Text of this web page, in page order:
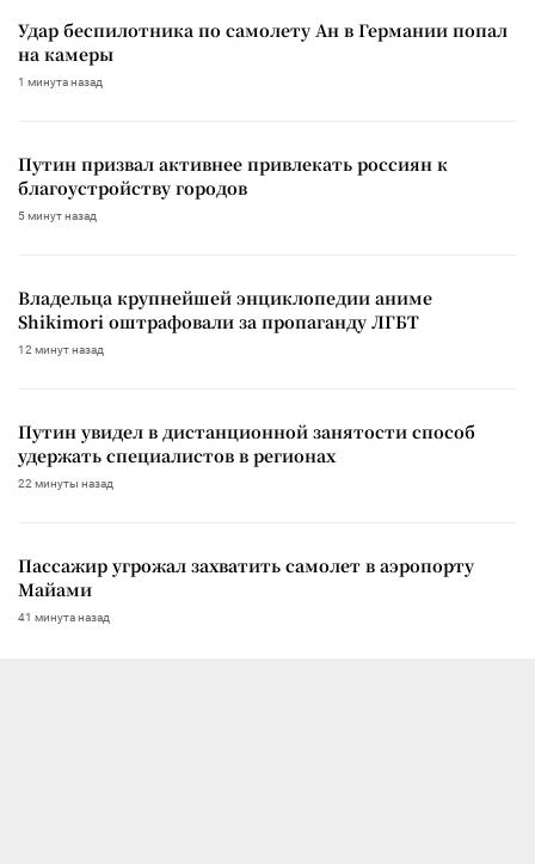
Удар беспилотника по самолету Ан в Германии попал
на камеры
1 минута назад
Путин призвал активнее привлекать россиян к
благоустройству городов
5 минут назад
Владельца крупнейшей энциклопедии аниме
Shikimori оштрафовали за пропаганду ЛГБТ
12 минут назад
Путин увидел в дистанционной занятости способ
удержать специалистов в регионах
22 минуты назад
Пассажир угрожал захватить самолет в аэропорту
Майами
41 минута назад